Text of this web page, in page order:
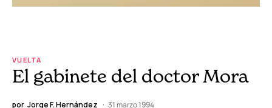
VUELTA
El gabinete del doctor Mora
por Jorge F. Hernández 31 marzo 1994